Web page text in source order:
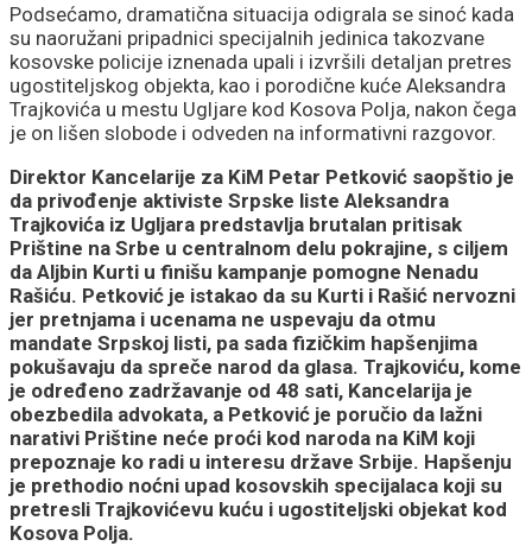
Podsećamo, dramatična situacija odigrala se sinoć kada
su naoružani pripadnici specijalnih jedinica takozvane
kosovske policije iznenada upali i izvršili detaljan pretres
ugostiteljskog objekta, kao i porodične kuće Aleksandra
Trajkovića u mestu Ugljare kod Kosova Polja, nakon čega
je on lišen slobode i odveden na informativni razgovor.
Direktor Kancelarije za KiM Petar Petković saopštio je
da privođenje aktiviste Srpske liste Aleksandra
Trajkovića iz Ugljara predstavlja brutalan pritisak
Prištine na Srbe u centralnom delu pokrajine, s ciljem
da Aljbin Kurti u finišu kampanje pomogne Nenadu
Rašiću. Petković je istakao da su Kurti i Rašić nervozni
jer pretnjama i ucenama ne uspevaju da otmu
mandate Srpskoj listi, pa sada fizičkim hapšenjima
pokušavaju da spreče narod da glasa. Trajkoviću, kome
je određeno zadržavanje od 48 sati, Kancelarija je
obezbedila advokata, a Petković je poručio da lažni
narativi Prištine neće proći kod naroda na KiM koji
prepoznaje ko radi u interesu države Srbije. Hapšenju
je prethodio noćni upad kosovskih specijalaca koji su
pretresli Trajkovićevu kuću i ugostiteljski objekat kod
Kosova Polja.